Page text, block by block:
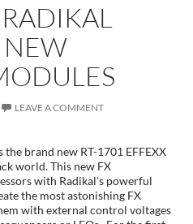
NEW
LEAVE A COMMENT
the brand new RT-1701 EFFEXX
world. This new FX
with Radikal's powerful
the most astonishing FX
with external control voltages